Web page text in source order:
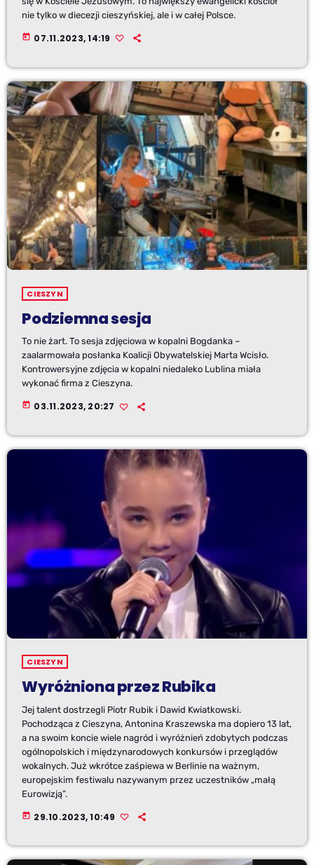
nie tylko w diecezji cieszyńskiej, ale i w całej Polsce.
today 07.11.2023, 14:19
CIESZYN
Podziemna sesja
To nie żart. To sesja zdjęciowa w kopalni Bogdanka –
zaalarmowała posłanka Koalicji Obywatelskiej Marta Wcisło.
Kontrowersyjne zdjęcia w kopalni niedaleko Lublina miała
wykonać firma z Cieszyna.
today 03.11.2023, 20:27
CIESZYN
Wyróżniona przez Rubika
Jej talent dostrzegli Piotr Rubik i Dawid Kwiatkowski.
Pochodząca z Cieszyna, Antonina Kraszewska ma dopiero 13 lat,
a na swoim koncie wiele nagród i wyróżnień zdobytych podczas
ogólnopolskich i międzynarodowych konkursów i przeglądów
wokalnych. Już wkrótce zaśpiewa w Berlinie na ważnym,
europejskim festiwalu nazywanym przez uczestników „małą
Eurowizją”.
today 29.10.2023, 10:49